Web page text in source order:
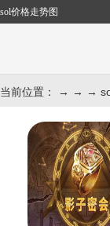
sol价格走势图
当前位置： → → →